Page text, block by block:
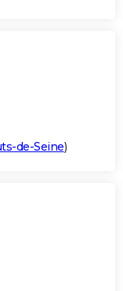
de-Seine)